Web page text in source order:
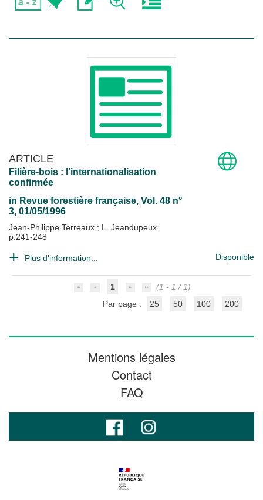
ARTICLE
Filière-bois : l'internationalisation
confirmée
in Revue forestière française, Vol. 48 n°
3, 01/05/1996
Jean-Philippe Terreaux ; L. Jeandupeux
p.241-248
Plus d'information... Disponible
1
(1 - 1 / 1)
Par page :
25 50 100 200
Mentions légales
Contact
FAQ